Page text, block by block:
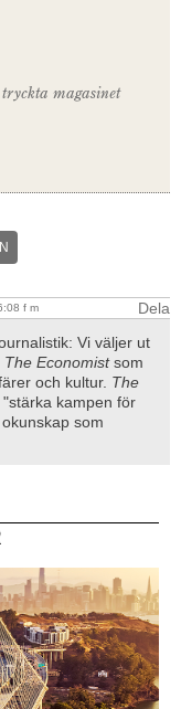
magasinet
f m
Dela
Vi väljer ut
The Economistsom
och kultur. The
kampen för
som